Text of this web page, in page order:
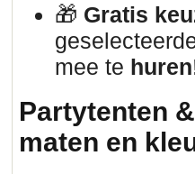
🎁 Gratis
mee te huren
Partytenten
maten en